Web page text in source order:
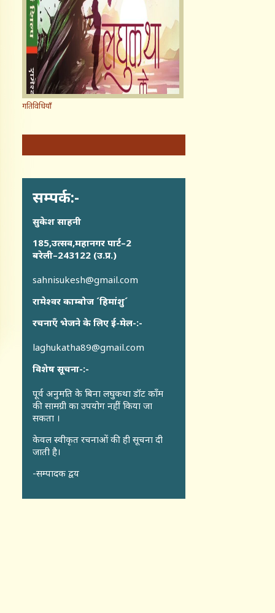
गतिविधियाँ
सम्पर्क:-
सुकेश साहनी
185,उत्सव,महानगर पार्ट–2
बरेली–243122 (उ.प्र.)
sahnisukesh@gmail.com
रामेश्वर काम्बोज ´हिमांशु´
रचनाएँ भेजने के लिए ई-मेल-:-
laghukatha89@gmail.com
विशेष सूचना-:-
पूर्व अनुमति के बिना लघुकथा डॉट कॉंम
की सामग्री का उपयोग नहीं किया जा
सकता ।
केवल स्वीकृत रचनाओं की ही सूचना दी
जाती है।
-सम्पादक द्वय